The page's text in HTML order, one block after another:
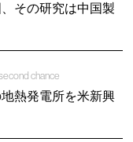
その研究は中国製
chance
熱発電所を米新興